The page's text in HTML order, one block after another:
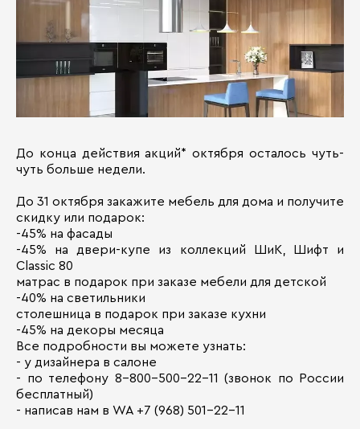
До конца действия акций* октября осталось чуть-
чуть больше недели.
До 31 октября закажите мебель для дома и получите
скидку или подарок:
-45% на фасады
-45% на двери-купе из коллекций ШиК, Шифт и
Classic 80
матрас в подарок при заказе мебели для детской
-40% на светильники
столешница в подарок при заказе кухни
-45% на декоры месяца
Все подробности вы можете узнать:
- у дизайнера в салоне
- по телефону 8-800-500-22-11 (звонок по России
бесплатный)
- написав нам в WA +7 (968) 501-22-11